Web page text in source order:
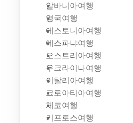
알바니아여행
영국여행
에스토니아여행
에스파냐여행
오스트리아여행
우크라이나여행
이탈리아여행
크로아티아여행
체코여행
키프로스여행